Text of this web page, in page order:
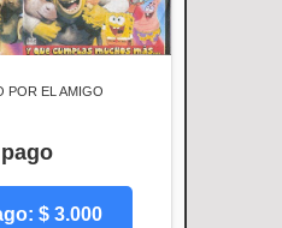
POR EL AMIGO
$ 3.000